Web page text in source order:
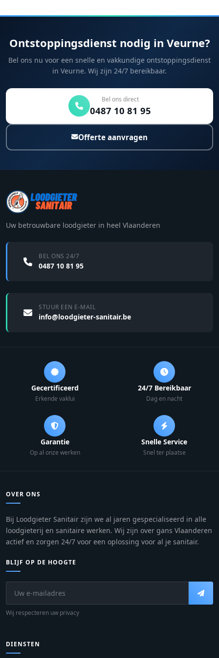
Ontstoppingsdienst nodig in Veurne?
Bel ons nu voor een snelle en vakkundige ontstoppingsdienst
in Veurne. Wij zijn 24/7 bereikbaar.
Bel ons direct
0487 10 81 95
Offerte aanvragen
Uw betrouwbare loodgieter in heel Vlaanderen
BEL ONS 24/7
0487 10 81 95
STUUR EEN E-MAIL
info@loodgieter-sanitair.be
Gecertificeerd
Erkende vaklui
24/7 Bereikbaar
Dag en nacht
Garantie
Op al onze werken
Snelle Service
Snel ter plaatse
OVER ONS
Bij Loodgieter Sanitair zijn we al jaren gespecialiseerd in alle
loodgieterij en sanitaire werken. Wij zijn over gans Vlaanderen
actief en zorgen 24/7 voor een oplossing voor al je sanitair.
BLIJF OP DE HOOGTE
Wij respecteren uw privacy
DIENSTEN